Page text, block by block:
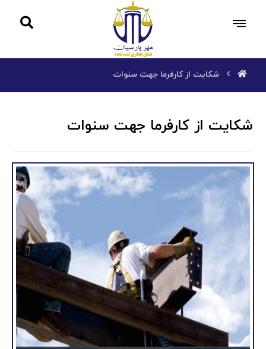
شکایت از کارفرما جهت سنوات
شکایت از کارفرما جهت سنوات